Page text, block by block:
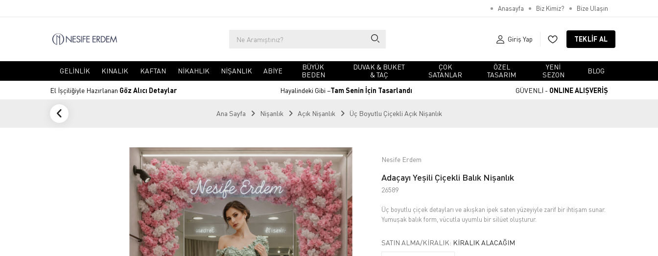
Anasayfa Biz Kimiz? Bize Ulaşın
Giriş Yap TEKLIF AL
GELINLIK KINALIK KAFTAN NIKAHLIK NIŞANLIK ABIYE
BÜYÜK
BEDEN
DUVAK & BUKET
& TAÇ
ÇOK
SATANLAR
ÖZEL
TASARIM
YENI
SEZON
BLOG
El İşçiliğiyle Hazırlanan Göz Alıcı Detaylar Hayalindeki Gibi –Tam Senin İçin Tasarlandı GÜVENLİ - ONLINE ALIŞVERİŞ
Ana Sayfa Nişanlık Açık Nişanlık Üç Boyutlu Çiçekli Açık Nişanlık
Nesife Erdem
Adaçayı Yeşili Çiçekli Balık Nişanlık
26589
Üç boyutlu çiçek detayları ve akışkan ipek saten yüzeyiyle zarif bir ihtişam sunar.
Yumuşak balık form, vücutla uyumlu bir silüet oluşturur.
SATIN ALMA/KIRALIK: KIRALIK ALACAĞIM